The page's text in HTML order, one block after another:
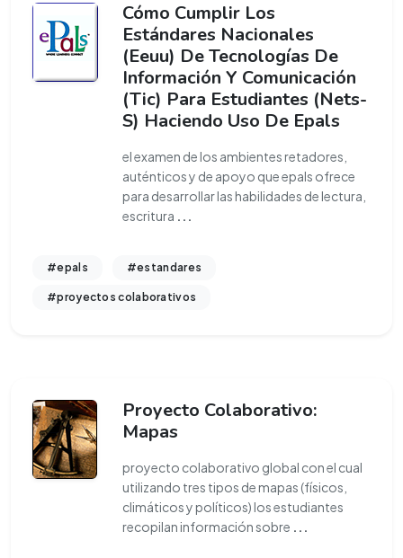
Cómo Cumplir Los
Estándares Nacionales
(Eeuu) De Tecnologías De
Información Y Comunicación
(Tic) Para Estudiantes (Nets-
S) Haciendo Uso De Epals
el examen de los ambientes retadores,
auténticos y de apoyo que epals ofrece
para desarrollar las habilidades de lectura,
escritura ...
#epals #estandares
#proyectos colaborativos
Proyecto Colaborativo:
Mapas
proyecto colaborativo global con el cual
utilizando tres tipos de mapas (físicos,
climáticos y políticos) los estudiantes
recopilan información sobre ...